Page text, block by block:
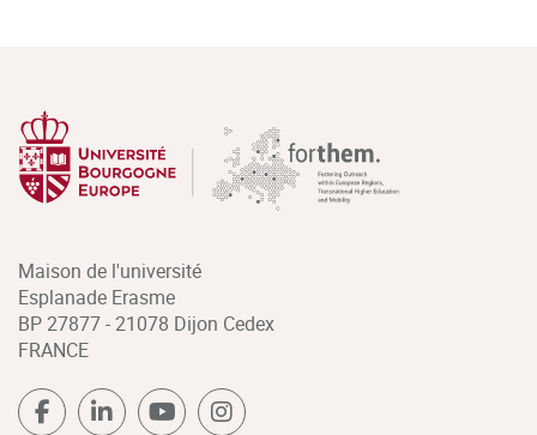
Maison de l'université
Esplanade Erasme
BP 27877 - 21078 Dijon Cedex
FRANCE